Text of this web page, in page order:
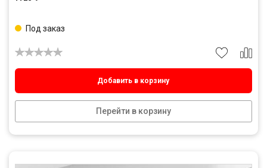
Добавить в корзину
Перейти в корзину
Под заказ